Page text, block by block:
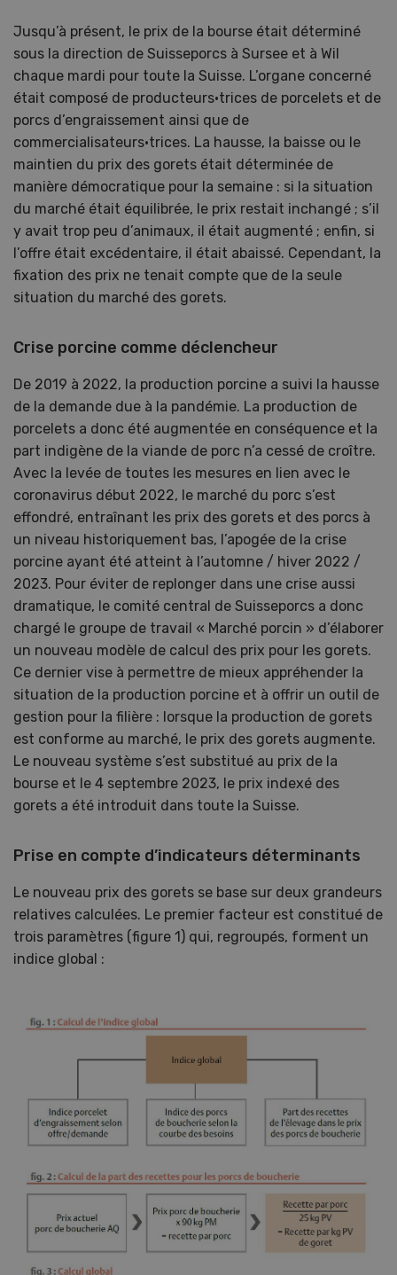
Jusqu’à présent, le prix de la bourse était déterminé
sous la direction de Suisseporcs à Sursee et à Wil
chaque mardi pour toute la Suisse. L’organe concerné
était composé de producteurs·trices de porcelets et de
porcs d’engraissement ainsi que de
commercialisateurs·trices. La hausse, la baisse ou le
maintien du prix des gorets était déterminée de
manière démocratique pour la semaine : si la situation
du marché était équilibrée, le prix restait inchangé ; s’il
y avait trop peu d’animaux, il était augmenté ; enfin, si
l’offre était excédentaire, il était abaissé. Cependant, la
fixation des prix ne tenait compte que de la seule
situation du marché des gorets.
Crise porcine comme déclencheur
De 2019 à 2022, la production porcine a suivi la hausse
de la demande due à la pandémie. La production de
porcelets a donc été augmentée en conséquence et la
part indigène de la viande de porc n’a cessé de croître.
Avec la levée de toutes les mesures en lien avec le
coronavirus début 2022, le marché du porc s’est
effondré, entraînant les prix des gorets et des porcs à
un niveau historiquement bas, l’apogée de la crise
porcine ayant été atteint à l’automne / hiver 2022 /
2023. Pour éviter de replonger dans une crise aussi
dramatique, le comité central de Suisseporcs a donc
chargé le groupe de travail « Marché porcin » d’élaborer
un nouveau modèle de calcul des prix pour les gorets.
Ce dernier vise à permettre de mieux appréhender la
situation de la production porcine et à offrir un outil de
gestion pour la filière : lorsque la production de gorets
est conforme au marché, le prix des gorets augmente.
Le nouveau système s’est substitué au prix de la
bourse et le 4 septembre 2023, le prix indexé des
gorets a été introduit dans toute la Suisse.
Prise en compte d’indicateurs déterminants
Le nouveau prix des gorets se base sur deux grandeurs
relatives calculées. Le premier facteur est constitué de
trois paramètres (figure 1) qui, regroupés, forment un
indice global :